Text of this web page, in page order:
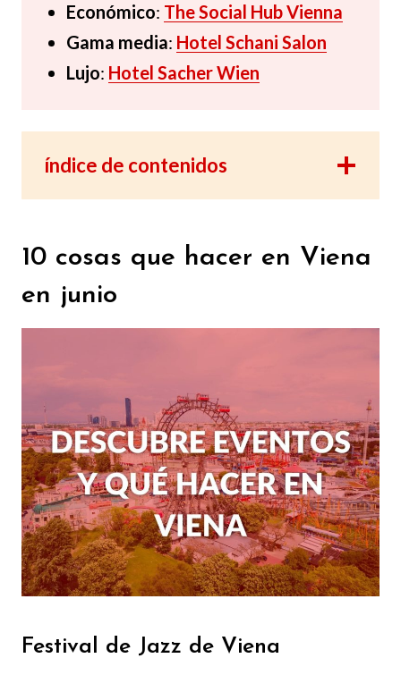
Económico: The Social Hub Vienna
Gama media: Hotel Schani Salon
Lujo: Hotel Sacher Wien
índice de contenidos
10 cosas que hacer en Viena
en junio
Festival de Jazz de Viena